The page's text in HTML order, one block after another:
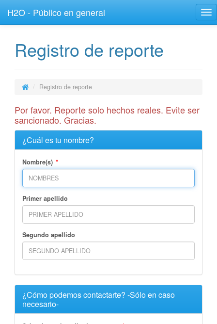
H2O - Público en general
Registro de reporte
Registro de reporte
Por favor. Reporte solo hechos reales. Evite ser
sancionado. Gracias.
¿Cuál es tu nombre?
Nombre(s) *
Primer apellido
Segundo apellido
¿Cómo podemos contactarte? -Sólo en caso
necesario-